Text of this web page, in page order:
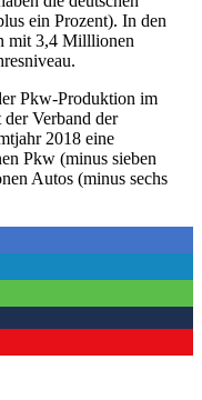
ein Prozent). In den
mit 3,4 Milllionen
Pkw-Produktion im
Verband der
2018 eine
Pkw (minus sieben
Autos (minus sechs